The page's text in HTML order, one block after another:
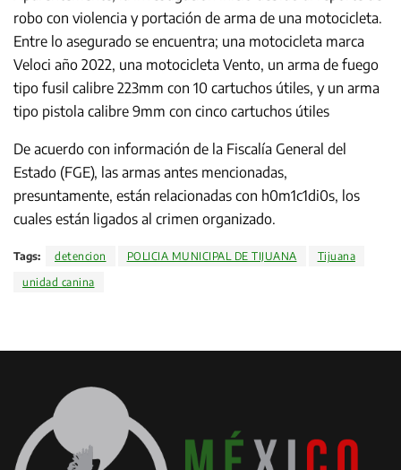
robo con violencia y portación de arma de una motocicleta.
Entre lo asegurado se encuentra; una motocicleta marca
Veloci año 2022, una motocicleta Vento, un arma de fuego
tipo fusil calibre 223mm con 10 cartuchos útiles, y un arma
tipo pistola calibre 9mm con cinco cartuchos útiles
De acuerdo con información de la Fiscalía General del
Estado (FGE), las armas antes mencionadas,
presuntamente, están relacionadas con h0m1c1di0s, los
cuales están ligados al crimen organizado.
Tags: detencion POLICIA MUNICIPAL DE TIJUANA
Tijuana
unidad canina